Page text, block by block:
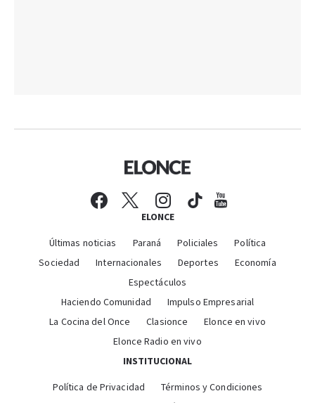
ELONCE
Últimas noticias Paraná Policiales
Política
Sociedad
Internacionales Deportes
Economía
Espectáculos
Haciendo Comunidad
Impulso Empresarial
La Cocina del Once
Clasionce
Elonce en vivo
Elonce Radio en vivo
INSTITUCIONAL
Política de Privacidad
Términos y Condiciones